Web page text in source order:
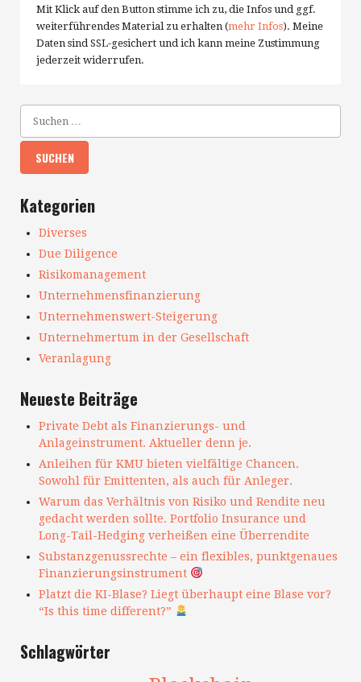
Mit Klick auf den Button stimme ich zu, die Infos und ggf.
weiterführendes Material zu erhalten (mehr Infos). Meine
Daten sind SSL-gesichert und ich kann meine Zustimmung
jederzeit widerrufen.
Kategorien
Diverses
Due Diligence
Risikomanagement
Unternehmensfinanzierung
Unternehmenswert-Steigerung
Unternehmertum in der Gesellschaft
Veranlagung
Neueste Beiträge
Private Debt als Finanzierungs- und
Anlageinstrument. Aktueller denn je.
Anleihen für KMU bieten vielfältige Chancen.
Sowohl für Emittenten, als auch für Anleger.
Warum das Verhältnis von Risiko und Rendite neu
gedacht werden sollte. Portfolio Insurance und
Long-Tail-Hedging verheißen eine Überrendite
Substanzgenussrechte – ein flexibles, punktgenaues
Finanzierungsinstrument
Platzt die KI-Blase? Liegt überhaupt eine Blase vor?
“Is this time different?”
Schlagwörter